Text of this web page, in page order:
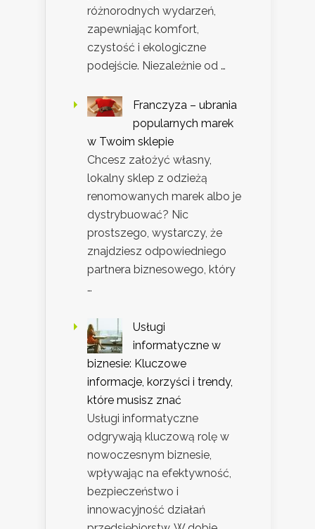
różnorodnych wydarzeń,
zapewniając komfort,
czystość i ekologiczne
podejście. Niezależnie od …
Franczyza – ubrania
popularnych marek
w Twoim sklepie
Chcesz założyć własny,
lokalny sklep z odzieżą
renomowanych marek albo je
dystrybuować? Nic
prostszego, wystarczy, że
znajdziesz odpowiedniego
partnera biznesowego, który
…
Usługi
informatyczne w
biznesie: Kluczowe
informacje, korzyści i trendy,
które musisz znać
Usługi informatyczne
odgrywają kluczową rolę w
nowoczesnym biznesie,
wpływając na efektywność,
bezpieczeństwo i
innowacyjność działań